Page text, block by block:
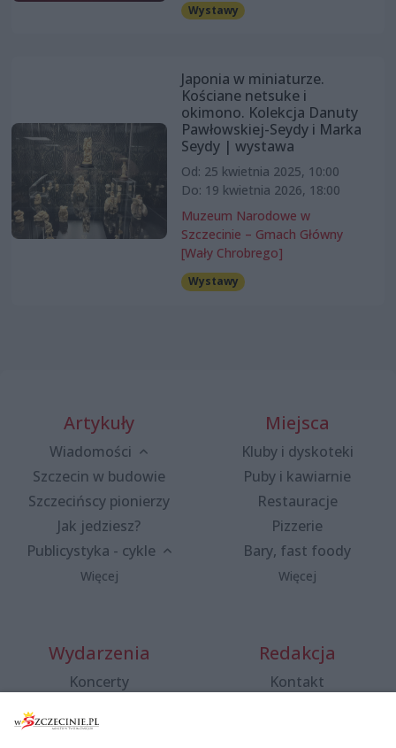
Wystawy
Japonia w miniaturze.
Kościane netsuke i
okimono. Kolekcja Danuty
Pawłowskiej-Seydy i Marka
Seydy | wystawa
Od: 25 kwietnia 2025, 10:00
Do: 19 kwietnia 2026, 18:00
Muzeum Narodowe w
Szczecinie – Gmach Główny
[Wały Chrobrego]
Wystawy
Artykuły
Wiadomości
Szczecin w budowie
Szczecińscy pionierzy
Jak jedziesz?
Publicystyka - cykle
Więcej
Miejsca
Kluby i dyskoteki
Puby i kawiarnie
Restauracje
Pizzerie
Bary, fast foody
Więcej
Wydarzenia
Koncerty
Spacery i oprowadzania
Redakcja
Kontakt